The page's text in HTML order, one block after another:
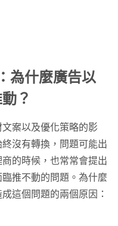
為什麼廣告以
？
案以及優化策略的影
沒有轉換，問題可能出
的時候，也常常會提出
推不動的問題。為什麼
這個問題的兩個原因：